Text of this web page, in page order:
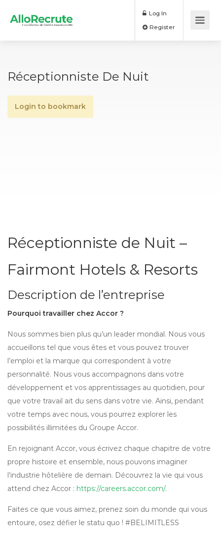
Log In
Réceptionniste De Nuit
Login to bookmark
Réceptionniste de Nuit –
Fairmont Hotels & Resorts
Description de l’entreprise
Pourquoi travailler chez Accor ?
Nous sommes bien plus qu’un leader mondial. Nous vous
accueillons tel que vous êtes et vous pouvez trouver
l’emploi et la marque qui correspondent à votre
personnalité. Nous vous accompagnons dans votre
développement et vos apprentissages au quotidien, pour
que votre travail ait du sens dans votre vie. Ainsi, pendant
votre temps avec nous, vous pourrez explorer les
possibilités illimitées du Groupe Accor.
En rejoignant Accor, vous écrivez chaque chapitre de votre
propre histoire et ensemble, nous pouvons imaginer
l’industrie hôtelière de demain. Découvrez la vie qui vous
attend chez Accor : https://careers.accor.com/.
Faites ce que vous aimez, prenez soin du monde qui vous
entoure, osez défier le statu quo ! #BELIMITLESS